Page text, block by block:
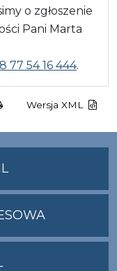
o zgłoszenie
Pani Marta
77 54 16 444.
Wersja XML
NA
ADRES